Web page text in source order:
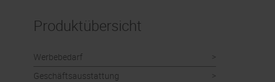
Produktübersicht
Werbebedarf
Geschäftsausstattung